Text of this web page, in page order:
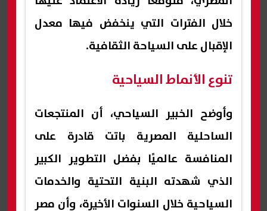
خلال الفترات التي ينخفض فيها معدل
الإقبال على السياحة الثقافية.
تنوع الأنماط السياحية
وأوضح الخبير السياحي، أن المنتجعات
الساحلية المصرية باتت قادرة على
المنافسة عالميًا بفضل التطوير الكبير
الذي شهدته البنية التحتية والخدمات
السياحية خلال السنوات الأخيرة، وأن مصر